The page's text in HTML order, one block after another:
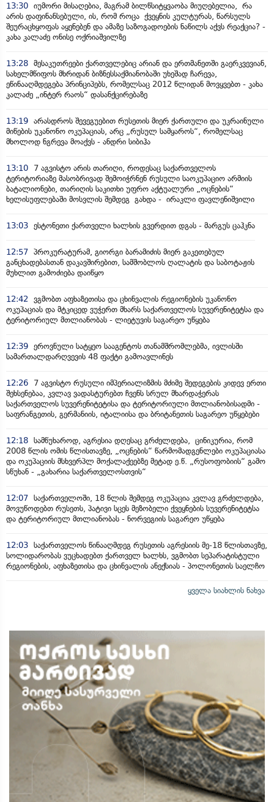
13:30 იუმორი მისაღებია, მაგრამ ბილწსიტყვაობა მიუღებელია, რა
არის დაფინანსებული, ის, რომ როცა ქვეყნის კულტურას, წარსულს
შეურაცხყოფას აყენებენ და ამაზე საზოგადოების ნაწილს აქვს რეაქცია? -
კახა კალაძე ონისე ოქრიაშვილზე
13:28 მესაკუთრეები ქართველებიც არიან და ერთმანეთში გაერკვევიან,
სახელმწიფოს მხრიდან ბიზნესსაქმიანობაში უხეშად ჩარევა,
ეწინააღმდეგება პრინციპებს, რომელსაც 2012 წლიდან მოვყვებთ - კახა
კალაძე „ინტერ რაოს“ დასანქცირებაზე
13:19 არასდროს შევეგუებით რუსეთის მიერ ქართული და უკრაინული
მიწების უკანონო ოკუპაციას, არც „რუსულ სამყაროს“, რომელსაც
მხოლოდ ნგრევა მოაქვს - ანდრი სიბიჰა
13:10
7 აგვისტო არის თარიღი, როდესაც საქართველოს
ტერიტორიაზე მასობრივად შემოიჭრნენ რუსული საოკუპაციო არმიის
ბატალიონები, თარიღის საკითხი უფრო აქტუალური „ოცნების“
ხელისუფლებაში მოსვლის შემდეგ გახდა - ირაკლი ფავლენიშვილი
13:03 ესტონეთი ქართველი ხალხის გვერდით დგას - მარგუს ცაჰკნა
12:57 პროკურატურამ, გიორგი ბარამიძის მიერ გაკეთებულ
განცხადებასთან დაკავშირებით, სამშობლოს ღალატის და საბოტაჟის
მუხლით გამოძიება დაიწყო
12:42
ვგმობთ აფხაზეთისა და ცხინვალის რეგიონების უკანონო
ოკუპაციას და მტკიცედ ვუჭერთ მხარს საქართველოს სუვერენიტეტსა და
ტერიტორიულ მთლიანობას - ლიეტუვის საგარეო უწყება
12:39 ეროვნული სატყეო სააგენტოს თანამშრომლებმა, ივლისში
სამართალდარღვევის 48 ფაქტი გამოავლინეს
12:26
7 აგვისტო რუსული იმპერიალიზმის მძიმე შედეგების კიდევ ერთი
შეხსენებაა, კვლავ ვადასტურებთ ჩვენს სრულ მხარდაჭერას
საქართველოს სუვერენიტეტისა და ტერიტორიული მთლიანობისადმი -
საფრანგეთის, გერმანიის, იტალიისა და ბრიტანეთის საგარეო უწყებები
12:18 სამწუხაროდ, აგრესია დღესაც გრძელდება, ცინიკურია, რომ
2008 წლის ომის წლისთავზე, „ოცნების“ წარმომადგენლები ოკუპაციასა
და ოკუპაციის მსხვერპლ მოქალაქეებზე მეტად ე.წ. „რუსოფობიის“ გამო
სწუხან - „გახარია საქართველოსთვის“
12:07 საქართველოში, 18 წლის შემდეგ ოკუპაცია კვლავ გრძელდება,
მოვუწოდებთ რუსეთს, პატივი სცეს მეზობელი ქვეყნების სუვერენიტეტსა
და ტერიტორიულ მთლიანობას - ნორვეგიის საგარეო უწყება
12:03 საქართველოს წინააღმდეგ რუსეთის აგრესიის მე-18 წლისთავზე,
სოლიდარობას ვუცხადებთ ქართველ ხალხს, ვგმობთ სეპარატისტული
რეგიონების, აფხაზეთისა და ცხინვალის ანექსიას - პოლონეთის საელჩო
ყველა სიახლის ნახვა